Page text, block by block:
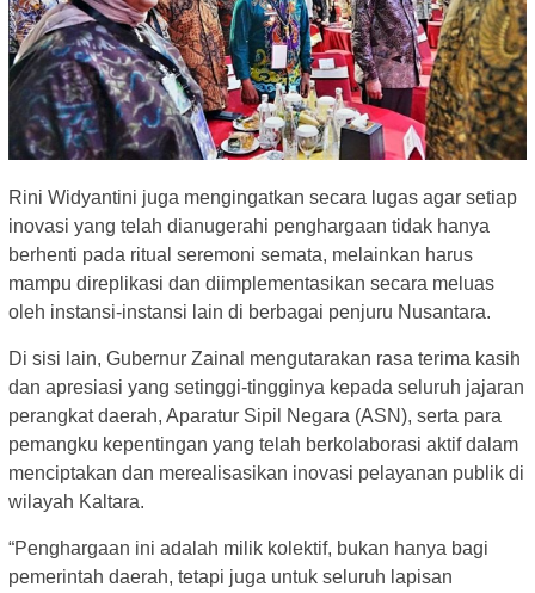
Rini Widyantini juga mengingatkan secara lugas agar setiap
inovasi yang telah dianugerahi penghargaan tidak hanya
berhenti pada ritual seremoni semata, melainkan harus
mampu direplikasi dan diimplementasikan secara meluas
oleh instansi-instansi lain di berbagai penjuru Nusantara.
Di sisi lain, Gubernur Zainal mengutarakan rasa terima kasih
dan apresiasi yang setinggi-tingginya kepada seluruh jajaran
perangkat daerah, Aparatur Sipil Negara (ASN), serta para
pemangku kepentingan yang telah berkolaborasi aktif dalam
menciptakan dan merealisasikan inovasi pelayanan publik di
wilayah Kaltara.
“Penghargaan ini adalah milik kolektif, bukan hanya bagi
pemerintah daerah, tetapi juga untuk seluruh lapisan